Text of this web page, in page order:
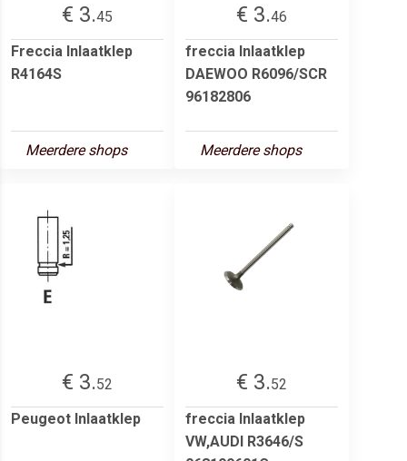
€ 3.45
Freccia Inlaatklep
R4164S
Meerdere shops
€ 3.46
freccia Inlaatklep
DAEWOO R6096/SCR
96182806
Meerdere shops
€ 3.52
Peugeot Inlaatklep
€ 3.52
freccia Inlaatklep
VW,AUDI R3646/S